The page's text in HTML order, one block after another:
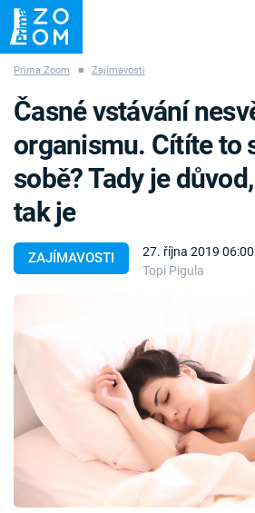
ZÁHADY VETŘELCI DÁVNOVĚKU
Témata
Pořady
TV Program
Časopis
Sledujte prima+
Prima Zoom ■ Zajímavosti
ZAJÍMAVOSTI
27. října 2019 06:00
Topi Pigula
Časné vstávání
organismu. Cítíte to
sobě? Tady je
tak je